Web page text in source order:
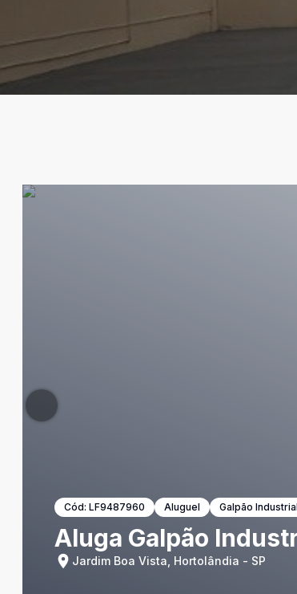
Cód: LF9487960 Aluguel Galpão Industrial
Aluga Galpão
Jardim Boa Vista, Hortolândia - SP